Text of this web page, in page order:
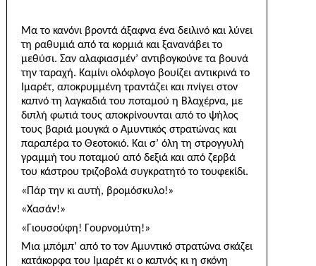
Μα το κανόνι βροντά άξαφνα ένα δειλινό και λύ­νει
τη ραθυμιά από τα κορμιά και ξανανάβει το
μεθύσι. Σαν αλαφιασμέν’ αντιβογκούνε τα βουνά
την ταραχή. Καμίνι ολόφλογο βουίζει αντικρινά το
Ιμαρέτ, αποκρυμμένη τραντάζει και πνίγει στον
καπνό τη λαγκαδιά του ποταμού η Βλαχέρνα, με
διπλή φωτιά τους αποκρίνουνται από το ψήλος
τους βαριά μουγκά ο Αμυντικός στρατώνας και
παραπέρα το Θεοτοκιό. Και σ’ όλη τη στρογγυλή
γραμμή του ποταμού από δεξιά και από ζερβά
του κάστρου τριζοβολά συγκρατητό το τουφεκίδι.
«Πάρ την κι αυτή, βρομόσκυλο!»
«Χασάν!»
«Γιουσούφη! Γουρνομύτη!»
Μια μπόμπ’ από το τον Αμυντικό στρατώνα σκά­ζει
κατάκορφα του Ιμαρέτ κι ο καπνός κι η σκόνη